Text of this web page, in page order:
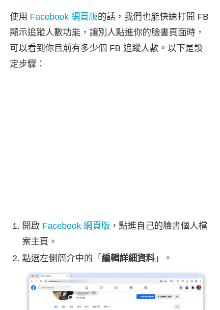
使用 Facebook 網頁版的話，我們也能快速打開 FB
顯示追蹤人數功能，讓別人點進你的臉書頁面時，
可以看到你目前有多少個 FB 追蹤人數。以下是設
定步驟：
開啟 Facebook 網頁版 ，點進自己的臉書個人檔
案主頁。
點選左側簡介中的「 編輯詳細資料」。